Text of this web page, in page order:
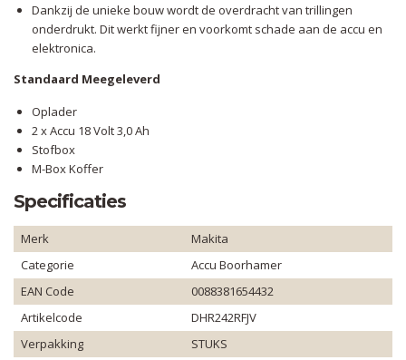
Dankzij de unieke bouw wordt de overdracht van trillingen
onderdrukt. Dit werkt fijner en voorkomt schade aan de accu en
elektronica.
Standaard Meegeleverd
Oplader
2 x Accu 18 Volt 3,0 Ah
Stofbox
M-Box Koffer
Specificaties
Merk
Makita
Categorie
Accu Boorhamer
EAN Code
0088381654432
Artikelcode
DHR242RFJV
Verpakking
STUKS